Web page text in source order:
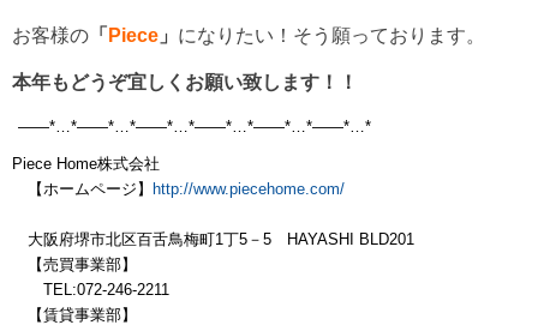
お客様の 「 Piece 」 になりたい！そう願っております。
本年もどうぞ宜しくお願い致します！！
——*…*——*…*——*…*——*…*——*…*——*…*
Piece Home株式会社
【ホームページ】 http://www.piecehome.com/
大阪府堺市北区百舌鳥梅町1丁5－5 HAYASHI BLD201
【売買事業部】
TEL:072-246-2211
【賃貸事業部】